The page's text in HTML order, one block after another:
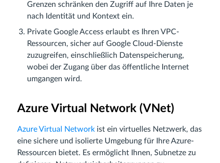
Grenzen schränken den Zugriff auf Ihre Daten je
nach Identität und Kontext ein.
Private Google Access erlaubt es Ihren VPC-
Ressourcen, sicher auf Google Cloud-Dienste
zuzugreifen, einschließlich Datenspeicherung,
wobei der Zugang über das öffentliche Internet
umgangen wird.
Azure Virtual Network (VNet)
Azure Virtual Network ist ein virtuelles Netzwerk, das
eine sichere und isolierte Umgebung für Ihre Azure-
Ressourcen bietet. Es ermöglicht Ihnen, Subnetze zu